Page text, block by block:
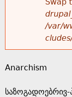
/var/
Anarchism